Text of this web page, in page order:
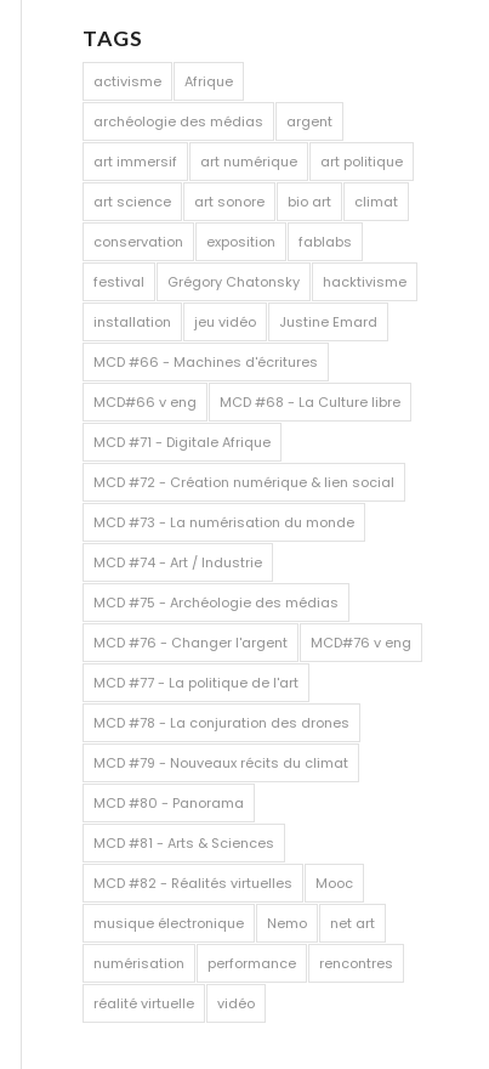
TAGS
activisme Afrique
archéologie des médias argent
art immersif art numérique art politique
art science art sonore bio art climat
conservation exposition fablabs
festival Grégory Chatonsky hacktivisme
installation jeu vidéo Justine Emard
MCD #66 - Machines d'écritures
MCD#66 v eng MCD #68 - La Culture libre
MCD #71 - Digitale Afrique
MCD #72 - Création numérique & lien social
MCD #73 - La numérisation du monde
MCD #74 - Art / Industrie
MCD #75 - Archéologie des médias
MCD #76 - Changer l'argent MCD#76 v eng
MCD #77 - La politique de l'art
MCD #78 - La conjuration des drones
MCD #79 - Nouveaux récits du climat
MCD #80 - Panorama
MCD #81 - Arts & Sciences
MCD #82 - Réalités virtuelles Mooc
musique électronique Nemo net art
numérisation performance rencontres
réalité virtuelle vidéo